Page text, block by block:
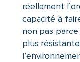
réellement
capacité à
non pas parce
plus